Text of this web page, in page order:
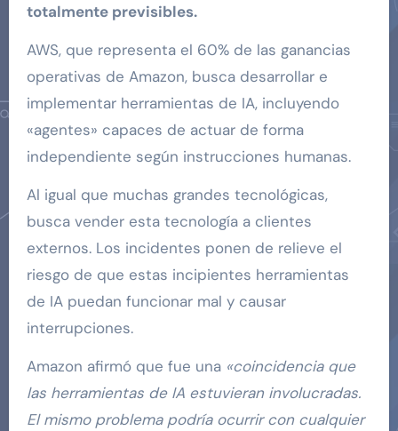
totalmente previsibles.
AWS, que representa el 60% de las ganancias
operativas de Amazon, busca desarrollar e
implementar herramientas de IA, incluyendo
«agentes» capaces de actuar de forma
independiente según instrucciones humanas.
Al igual que muchas grandes tecnológicas,
busca vender esta tecnología a clientes
externos. Los incidentes ponen de relieve el
riesgo de que estas incipientes herramientas
de IA puedan funcionar mal y causar
interrupciones.
Amazon afirmó que fue una «coincidencia que
las herramientas de IA estuvieran involucradas.
El mismo problema podría ocurrir con cualquier